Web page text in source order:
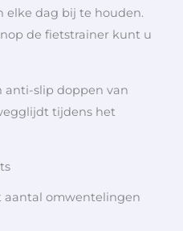
elke dag bij te houden.
de fietstrainer kunt u
anti-slip doppen van
tijdens het
aantal omwentelingen